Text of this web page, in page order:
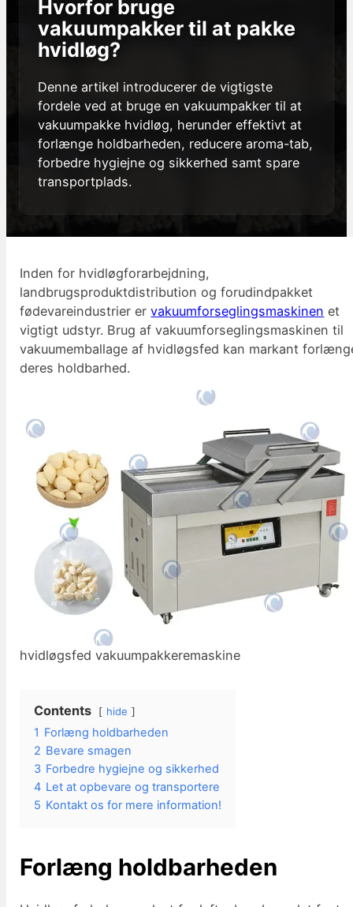
Hvorfor bruge
vakuumpakker til at pakke
hvidløg?
Denne artikel introducerer de vigtigste
fordele ved at bruge en vakuumpakker til at
vakuumpakke hvidløg, herunder effektivt at
forlænge holdbarheden, reducere aroma-tab,
forbedre hygiejne og sikkerhed samt spare
transportplads.
Inden for hvidløgforarbejdning,
landbrugsproduktdistribution og forudindpakket
fødevareindustrier ervakuumforseglingsmaskinen et
vigtigt udstyr. Brug af vakuumforseglingsmaskinen til
vakuumemballage af hvidløgsfed kan markant
deres holdbarhed.
hvidløgsfed vakuumpakkeremaskine
Contents hide
1 Forlæng holdbarheden
2 Bevare smagen
3 Forbedre hygiejne og sikkerhed
4 Let at opbevare og transportere
5 Kontakt os for mere information!
Forlæng holdbarheden